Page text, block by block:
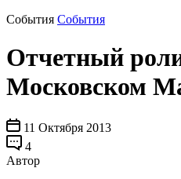
События События
Отчетный
Московском
11 Октября 2013
4
Автор